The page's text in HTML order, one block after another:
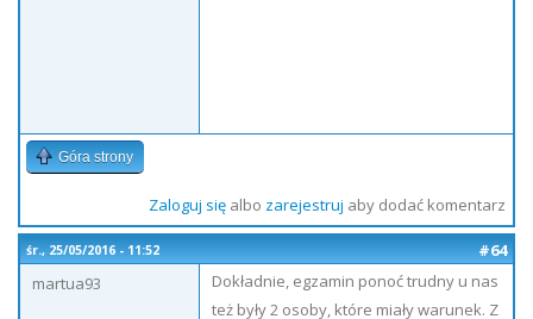
Góra strony
Zaloguj sięalbo zarejestruj aby dodać komentarz
śr., 25/05/2016 - 11:52
#64
martua93
Dokładnie, egzamin ponoć trudny u nas
też były 2 osoby, które miały warunek. Z